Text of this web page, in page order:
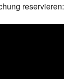
reservieren: